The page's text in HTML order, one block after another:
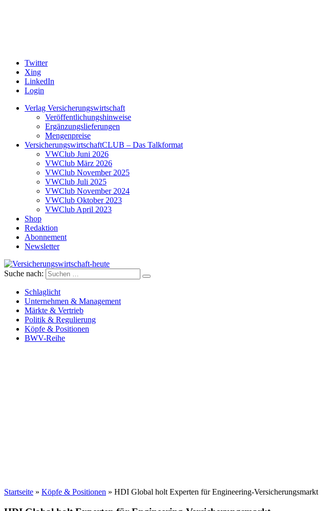
Twitter
Xing
LinkedIn
Login
Verlag Versicherungswirtschaft
Veröffentlichungshinweise
Ergänzungslieferungen
Mengenpreise
VersicherungswirtschaftCLUB – Das Talkformat
VWClub Juni 2026
VWClub März 2026
VWClub November 2025
VWClub Juli 2025
VWClub November 2024
VWClub Oktober 2023
VWClub April 2023
Shop
Redaktion
Abonnement
Newsletter
Versicherungswirtschaft-heute
Suche nach:
Schlaglicht
Unternehmen & Management
Märkte & Vertrieb
Politik & Regulierung
Köpfe & Positionen
BWV-Reihe
Startseite » Köpfe & Positionen » HDI Global holt Experten für Engineering-Versicherungsmarkt